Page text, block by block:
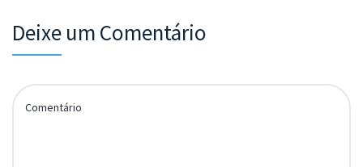
Deixe um Comentário